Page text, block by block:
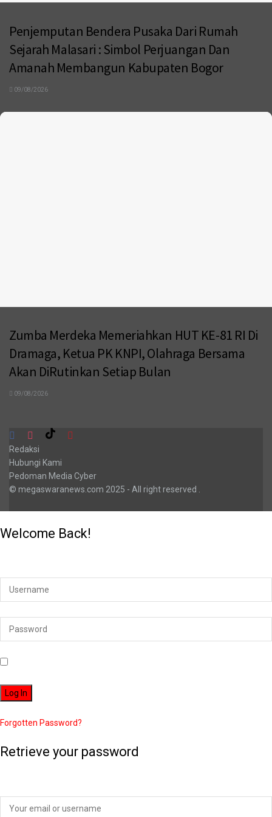
Penjemputan Bendera Pusaka Dari Rumah
Sejarah Malasari : Simbol Perjuangan Dan
Amanah Membangun Kabupaten Bogor
09/08/2026
Zumba Merdeka Memeriahkan HUT KE-81 RI Di
Dramaga, Ketua PK KNPI, Olahraga Bersama
Akan DiRutinkan Setiap Bulan
09/08/2026
Redaksi
Hubungi Kami
Pedoman Media Cyber
© megaswaranews.com 2025 - All right reserved .
Welcome Back!
Forgotten Password?
Retrieve your password